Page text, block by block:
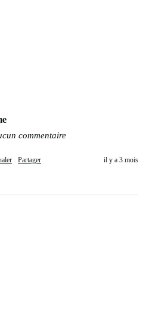
commentaire
Partager il y a 3 mois